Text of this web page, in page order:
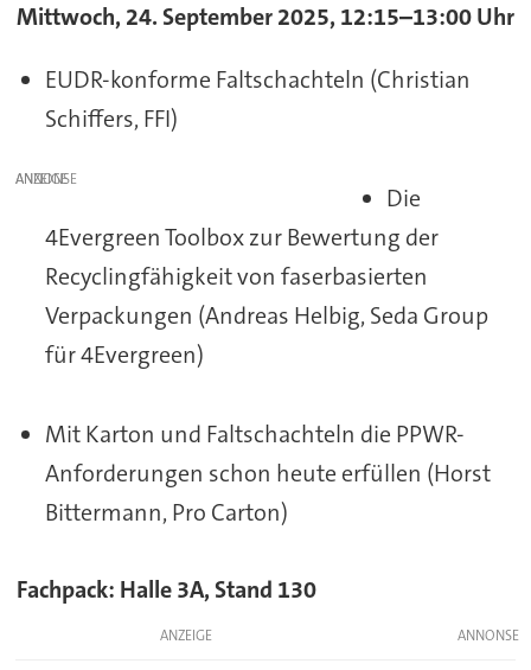
Mittwoch, 24. September 2025, 12:15–13:00 Uhr
EUDR-konforme Faltschachteln (Christian
Schiffers, FFI)
ANZEIGE
Die
4Evergreen Toolbox zur Bewertung der
Recyclingfähigkeit von faserbasierten
Verpackungen (Andreas Helbig, Seda Group
für 4Evergreen)
Mit Karton und Faltschachteln die PPWR-
Anforderungen schon heute erfüllen (Horst
Bittermann, Pro Carton)
Fachpack: Halle 3A, Stand 130
ANZEIGE